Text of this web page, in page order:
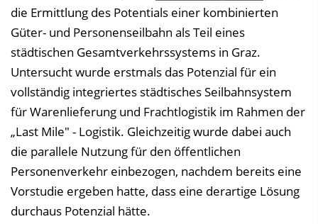
die Ermittlung des Potentials einer kombinierten
Güter- und Personenseilbahn als Teil eines
städtischen Gesamtverkehrssystems in Graz.
Untersucht wurde erstmals das Potenzial für ein
vollständig integriertes städtisches Seilbahnsystem
für Warenlieferung und Frachtlogistik im Rahmen der
„Last Mile" - Logistik. Gleichzeitig wurde dabei auch
die parallele Nutzung für den öffentlichen
Personenverkehr einbezogen, nachdem bereits eine
Vorstudie ergeben hatte, dass eine derartige Lösung
durchaus Potenzial hätte.